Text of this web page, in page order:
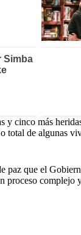
cinco más
total de algunas
que el
proceso complejo